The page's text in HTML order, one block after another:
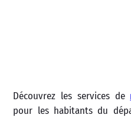
Découvrez les services de
pour les habitants du